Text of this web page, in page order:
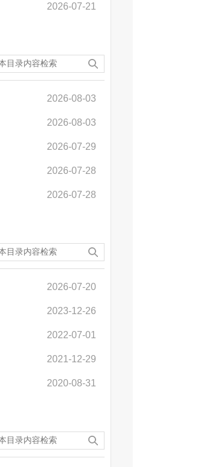
2026-07-21
2026-08-03
2026-08-03
2026-07-29
2026-07-28
2026-07-28
2026-07-20
2023-12-26
2022-07-01
2021-12-29
2020-08-31